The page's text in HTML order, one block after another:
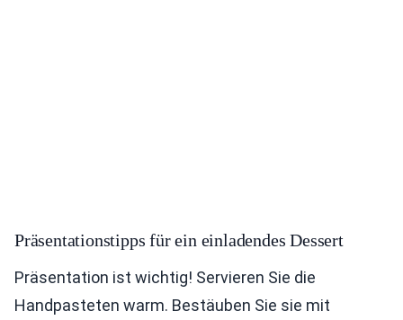
Präsentationstipps für ein einladendes Dessert
Präsentation ist wichtig! Servieren Sie die
Handpasteten warm. Bestäuben Sie sie mit